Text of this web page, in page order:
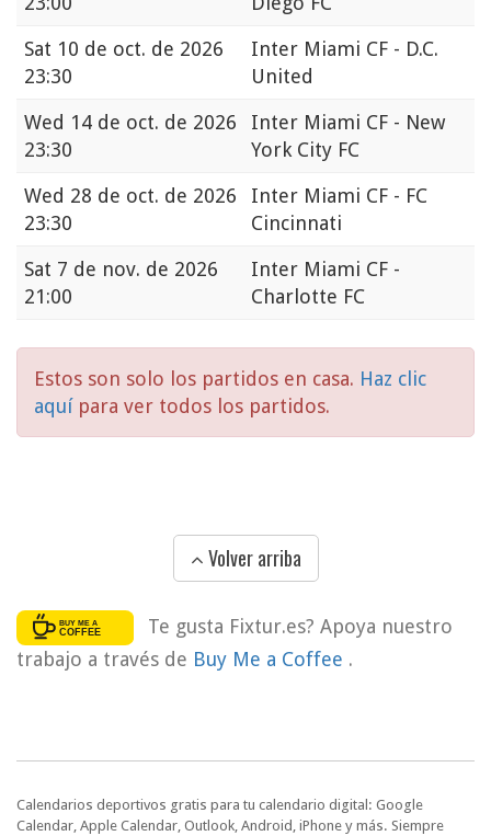
Sat 10 de oct. de 2026
23:30
Inter Miami CF - D.C.
United
Wed 14 de oct. de 2026
23:30
Inter Miami CF - New
York City FC
Wed 28 de oct. de 2026
23:30
Inter Miami CF - FC
Cincinnati
Sat 7 de nov. de 2026
21:00
Inter Miami CF -
Charlotte FC
Estos son solo los partidos en casa. Haz clic
aquí para ver todos los partidos.
Volver arriba
Te gusta Fixtur.es? Apoya nuestro
trabajo a través de Buy Me a Coffee .
Calendarios deportivos gratis para tu calendario digital: Google
Calendar, Apple Calendar, Outlook, Android, iPhone y más. Siempre